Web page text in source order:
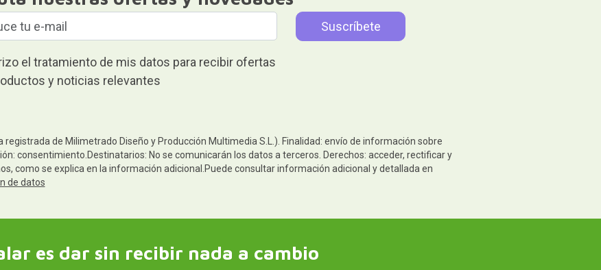
el tratamiento de mis datos para recibir ofertas
y noticias relevantes
registrada de Milimetrado Diseño y Producción Multimedia S.L.). Finalidad: envío de información sobre
consentimiento.Destinatarios: No se comunicarán los datos a terceros. Derechos: acceder, rectificar y
como se explica en la información adicional.Puede consultar información adicional y detallada en
de datos
es dar sin recibir nada a cambio